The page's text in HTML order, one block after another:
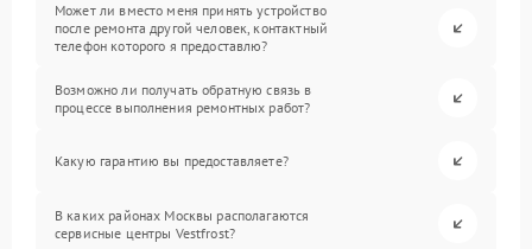
Может ли вместо меня принять устройство
после ремонта другой человек, контактный
телефон которого я предоставлю?
Возможно ли получать обратную связь в
процессе выполнения ремонтных работ?
Какую гарантию вы предоставляете?
В каких районах Москвы располагаются
сервисные центры Vestfrost?